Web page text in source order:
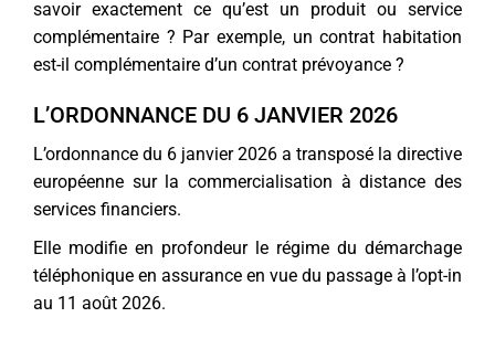
savoir exactement ce qu’est un produit ou service
complémentaire ? Par exemple, un contrat habitation
est-il complémentaire d’un contrat prévoyance ?
L’ORDONNANCE DU 6 JANVIER 2026
L’ordonnance du 6 janvier 2026 a transposé la directive
européenne sur la commercialisation à distance des
services financiers.
Elle modifie en profondeur le régime du démarchage
téléphonique en assurance en vue du passage à l’opt-in
au 11 août 2026.